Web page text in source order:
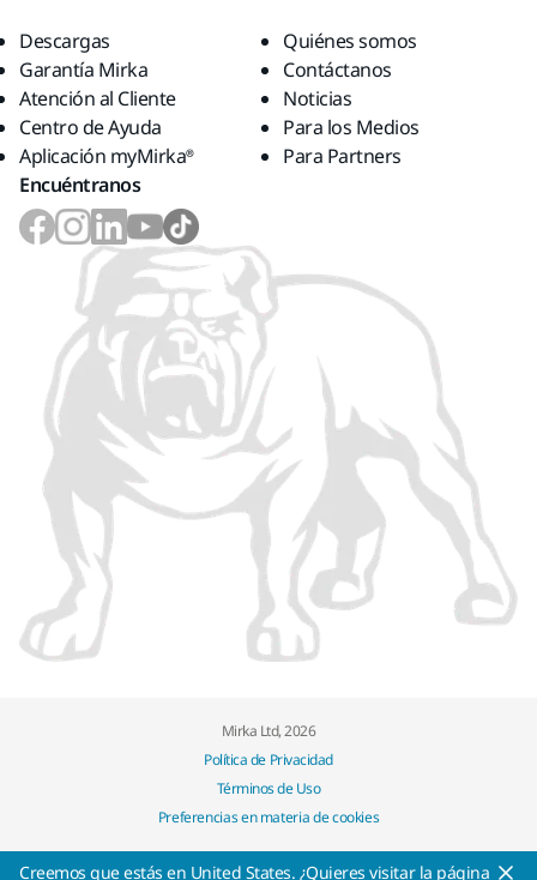
Descargas
Garantía Mirka
Atención al Cliente
Centro de Ayuda
Aplicación myMirka®
Quiénes somos
Contáctanos
Noticias
Para los Medios
Para Partners
Encuéntranos
Mirka Ltd, 2026
Política de Privacidad
Términos de Uso
Preferencias en materia de cookies
Creemos que estás en United States. ¿Quieres visitar la página